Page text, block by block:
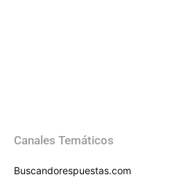
Canales Temáticos
Buscandorespuestas.com